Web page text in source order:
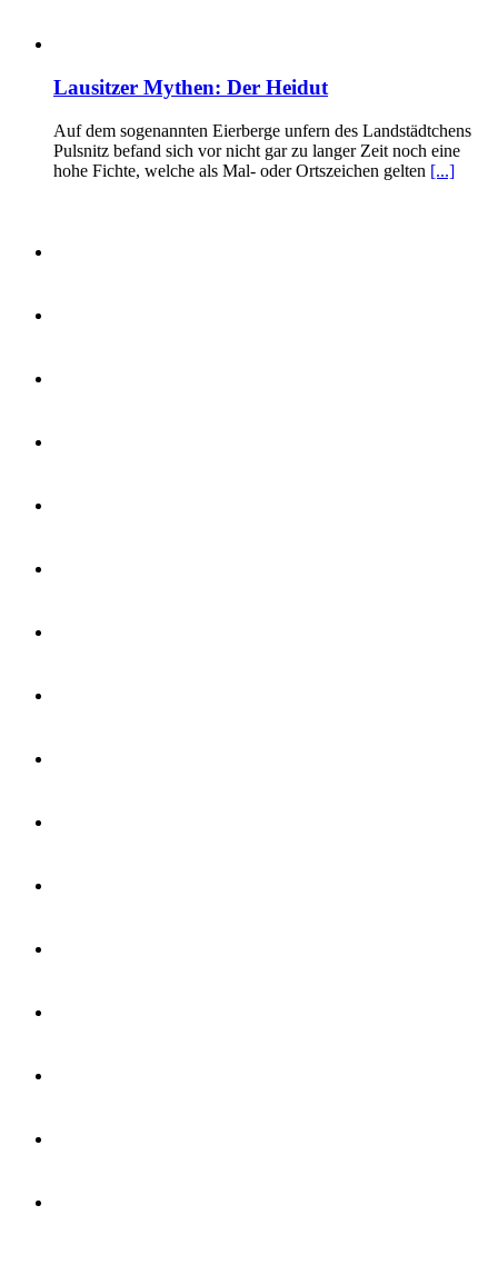
Lausitzer Mythen: Der Heidut
Auf dem sogenannten Eierberge unfern des Landstädtchens
Pulsnitz befand sich vor nicht gar zu langer Zeit noch eine
hohe Fichte, welche als Mal- oder Ortszeichen gelten [...]